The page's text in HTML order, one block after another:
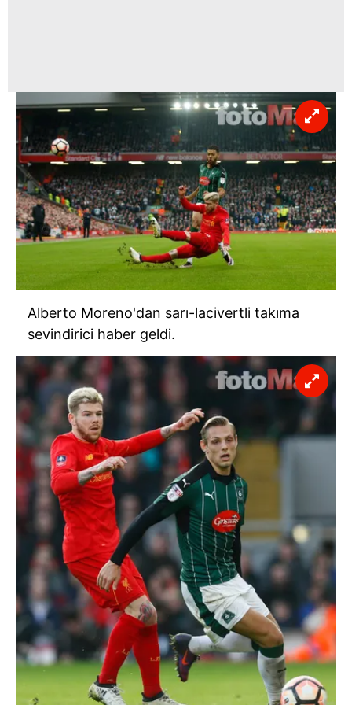
hazırlanmış Aydınlatma Metnimizi okumak ve sitemizde
ilgili mevzuata uygun olarak kullanılan çerezlerle ilgili bilgi
almak için lütfen
tıklayınız
Alberto Moreno'dan sarı-lacivertli takıma
sevindirici haber geldi.